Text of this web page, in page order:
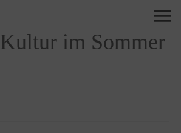
Kultur im Sommer